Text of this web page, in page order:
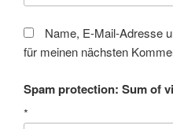
Name, E-Mail-Adresse
für meinen nächsten
Spam protection: Sum of
*